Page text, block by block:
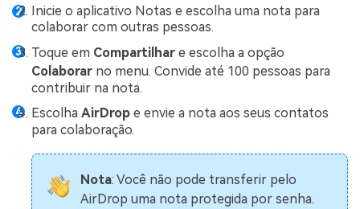
Inicie o aplicativo Notas e escolha uma nota para
colaborar com outras pessoas.
Toque em Compartilhar e escolha a opção
Colaborar no menu. Convide até 100 pessoas para
contribuir na nota.
Escolha AirDrop e envie a nota aos seus contatos
para colaboração.
Nota: Você não pode transferir pelo
AirDrop uma nota protegida por senha.